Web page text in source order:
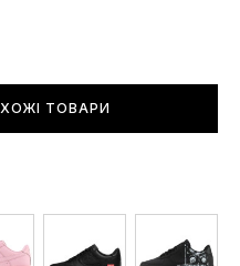
ТОВАРИ